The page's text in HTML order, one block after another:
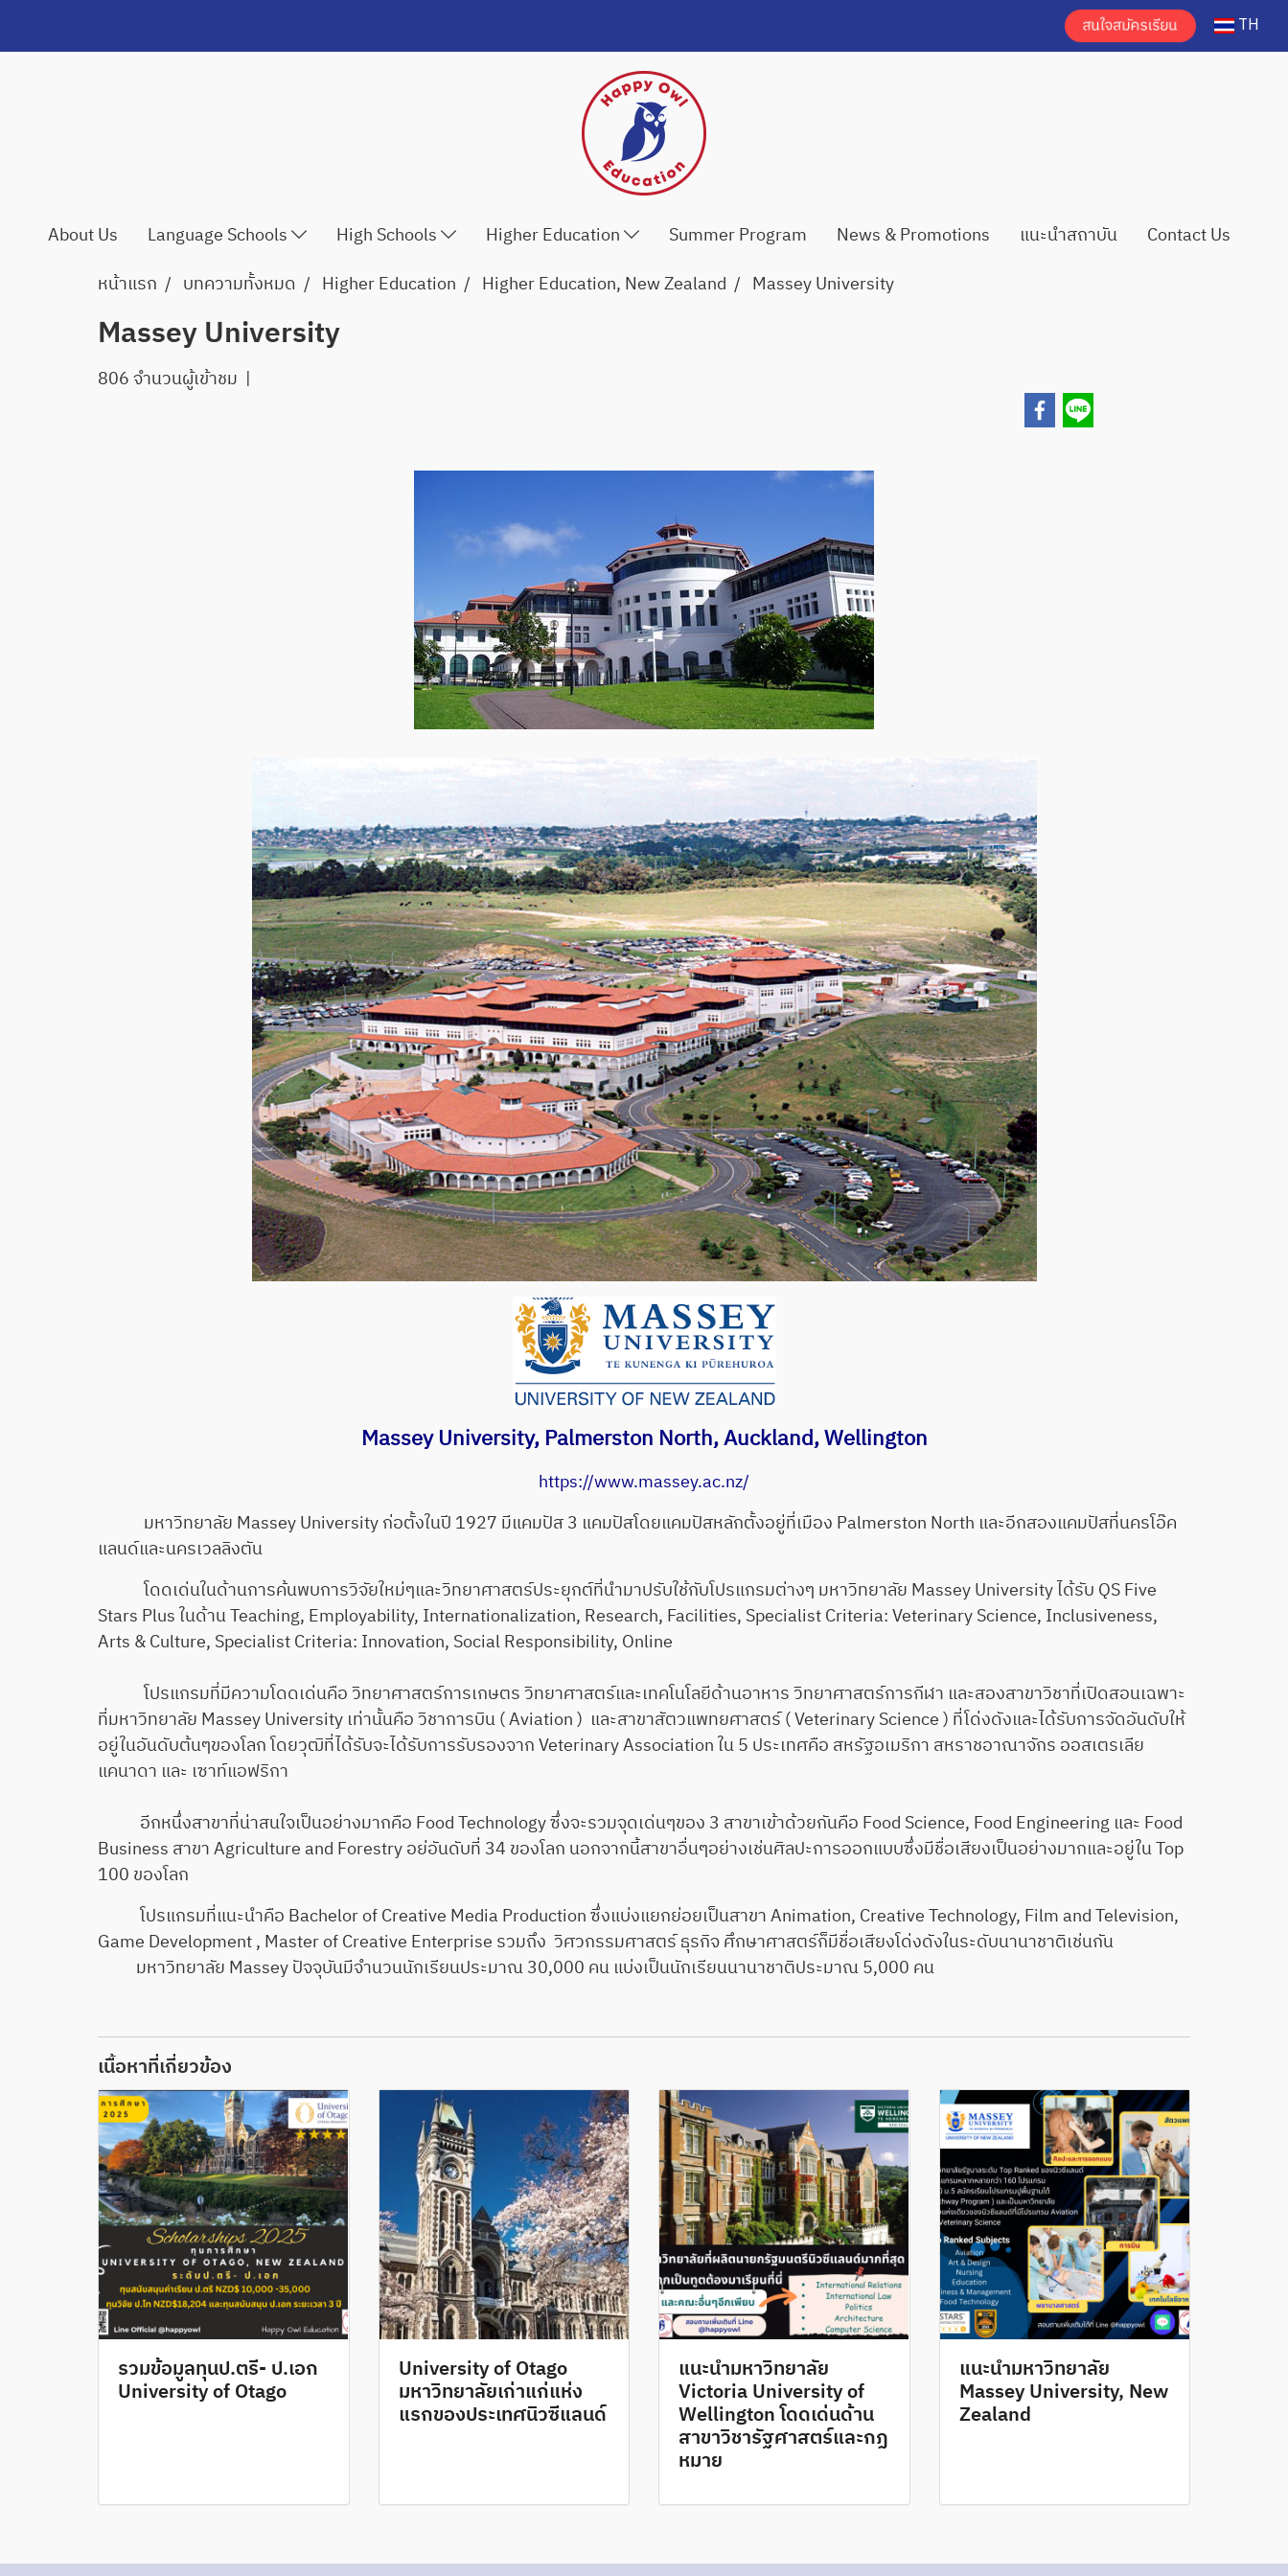
TH
About Us Language Schools High Schools Higher Education Summer Program News & Promotions แนะนำสถาบัน
Contact Us
หน้าแรก
บทความทั้งหมด Higher Education Higher Education, New Zealand Massey University
Massey University
806 จำนวนผู้เข้าชม |
Massey University, Palmerston North, Auckland, Wellington
https://www.massey.ac.nz/
มหาวิทยาลัย Massey University ก่อตั้งในปี 1927 มีแคมปัส 3 แคมปัสโดยแคมปัสหลักตั้งอยู่ที่เมือง Palmerston North และอีกสองแคมปัสที่นครโอ๊ค
แลนด์และนครเวลลิงตัน
โดดเด่นในด้านการค้นพบการวิจัยใหม่ๆและวิทยาศาสตร์ประยุกต์ที่นำมาปรับใช้กับโปรแกรมต่างๆ มหาวิทยาลัย Massey University ได้รับ QS Five
Stars Plus ในด้าน Teaching, Employability, Internationalization, Research, Facilities, Specialist Criteria: Veterinary Science, Inclusiveness,
Arts & Culture, Specialist Criteria: Innovation, Social Responsibility, Online
โปรแกรมที่มีความโดดเด่นคือ วิทยาศาสตร์การเกษตร วิทยาศาสตร์และเทคโนโลยีด้านอาหาร วิทยาศาสตร์การกีฬา และสองสาขาวิชาที่เปิดสอนเฉพาะ
ที่มหาวิทยาลัย Massey University เท่านั้นคือ วิชาการบิน ( Aviation ) และสาขาสัตวแพทยศาสตร์ ( Veterinary Science ) ที่โด่งดังและได้รับการจัดอันดับให้
อยู่ในอันดับต้นๆของโลก โดยวุฒิที่ได้รับจะได้รับการรับรองจาก Veterinary Association ใน 5 ประเทศคือ สหรัฐอเมริกา สหราชอาณาจักร ออสเตรเลีย
แคนาดา และ เซาท์แอฟริกา
อีกหนึ่งสาขาที่น่าสนใจเป็นอย่างมากคือ Food Technology ซึ่งจะรวมจุดเด่นๆของ 3 สาขาเข้าด้วยกันคือ Food Science, Food Engineering และ Food
Business สาขา Agriculture and Forestry อย่อันดับที่ 34 ของโลก นอกจากนี้สาขาอื่นๆอย่างเช่นศิลปะการออกแบบซึ่งมีชื่อเสียงเป็นอย่างมากและอยู่ใน Top
100 ของโลก
โปรแกรมที่แนะนำคือ Bachelor of Creative Media Production ซึ่งแบ่งแยกย่อยเป็นสาขา Animation, Creative Technology, Film and Television,
Game Development , Master of Creative Enterprise รวมถึง วิศวกรรมศาสตร์ ธุรกิจ ศึกษาศาสตร์ก็มีชื่อเสียงโด่งดังในระดับนานาชาติเช่นกัน
มหาวิทยาลัย Massey ปัจจุบันมีจำนวนนักเรียนประมาณ 30,000 คน แบ่งเป็นนักเรียนนานาชาติประมาณ 5,000 คน
เนื้อหาที่เกี่ยวข้อง
รวมข้อมูลทุนป.ตรี- ป.เอก
University of Otago
University of Otago
มหาวิทยาลัยเก่าแก่แห่ง
แรกของประเทศนิวซีแลนด์
แนะนำมหาวิทยาลัย
Victoria University of
Wellington โดดเด่นด้าน
สาขาวิชารัฐศาสตร์และกฏ
หมาย
แนะนำมหาวิทยาลัย
Massey University, New
Zealand